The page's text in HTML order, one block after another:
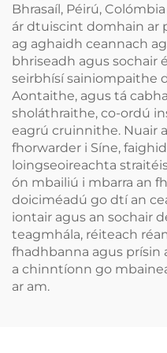
Bhrasaíl, Péirú,
ár dtuiscint domhain ar
ag aghaidh ceannach
bhriseadh agus sochair
seirbhísí sainiompaithe
Aontaithe, agus tá
sholáthraithe, co-ordú
eagrú cruinnithe. Nuair
fhorwarder i Síne,
loingseoireachta
ón mbailiú i mbarra an
doiciméadú go dtí an
iontair agus an sochair
teagmhála, réiteach
fhadhbanna agus prísin
a chinntíonn go
ar am.